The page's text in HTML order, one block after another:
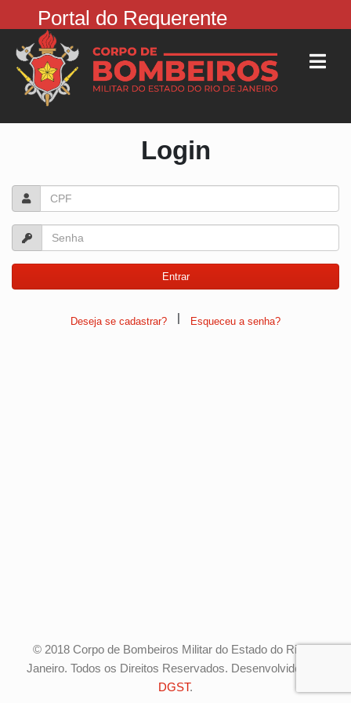
Portal do Requerente
Login
Deseja se cadastrar? | Esqueceu a senha?
© 2018 Corpo de Bombeiros Militar do Estado do Rio de
Janeiro. Todos os Direitos Reservados. Desenvolvido pela
DGST.